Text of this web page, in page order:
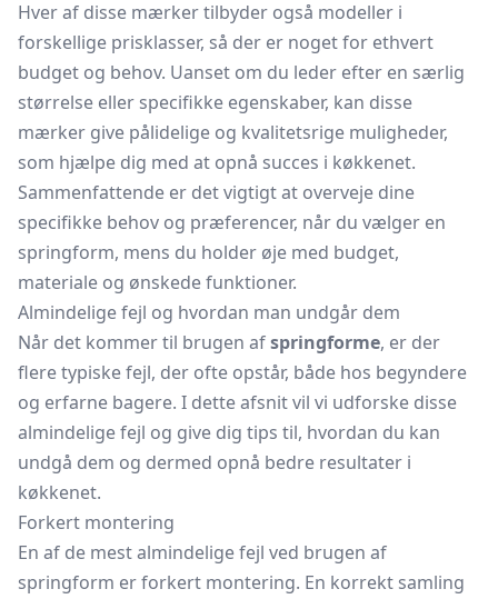
Hver af disse mærker tilbyder også modeller i
forskellige prisklasser, så der er noget for ethvert
budget og behov. Uanset om du leder efter en særlig
størrelse eller specifikke egenskaber, kan disse
mærker give pålidelige og kvalitetsrige muligheder,
som hjælpe dig med at opnå succes i køkkenet.
Sammenfattende er det vigtigt at overveje dine
specifikke behov og præferencer, når du vælger en
springform, mens du holder øje med budget,
materiale og ønskede funktioner.
Almindelige fejl og hvordan man undgår dem
Når det kommer til brugen afspringforme, er der
flere typiske fejl, der ofte opstår, både hos begyndere
og erfarne bagere. I dette afsnit vil vi udforske disse
almindelige fejl og give dig tips til, hvordan du kan
undgå dem og dermed opnå bedre resultater i
køkkenet.
Forkert montering
En af de mest almindelige fejl ved brugen af
springform er forkert montering. En korrekt samling